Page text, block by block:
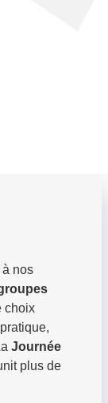
à nos
choix
Journée
plus de